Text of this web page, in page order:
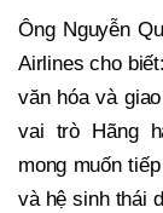
Ông Nguyễn
Airlines cho
văn hóa và
vai trò Hãng
mong muốn
và hệ sinh thái